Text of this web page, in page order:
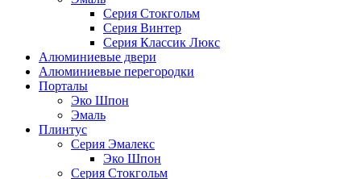
Серия Стокгольм
Серия Винтер
Серия Классик Люкс
Алюминиевые двери
Алюминиевые перегородки
Порталы
Эко Шпон
Эмаль
Плинтус
Серия Эмалекс
Эко Шпон
Серия Стокгольм